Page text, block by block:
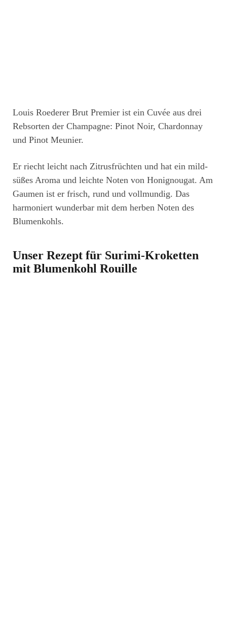
Louis Roederer Brut Premier ist ein Cuvée aus drei
Rebsorten der Champagne: Pinot Noir, Chardonnay
und Pinot Meunier.
Er riecht leicht nach Zitrusfrüchten und hat ein mild-
süßes Aroma und leichte Noten von Honignougat. Am
Gaumen ist er frisch, rund und vollmundig. Das
harmoniert wunderbar mit dem herben Noten des
Blumenkohls.
Unser Rezept für Surimi-Kroketten
mit Blumenkohl Rouille